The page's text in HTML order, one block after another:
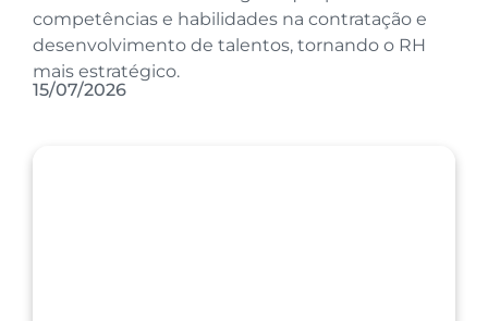
competências e habilidades na contratação e
desenvolvimento de talentos, tornando o RH
mais estratégico.
15/07/2026